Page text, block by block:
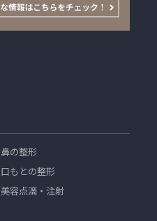
鼻の整形
口もとの整形
美容点滴・注射